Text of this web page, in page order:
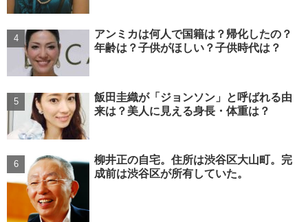
アンミカは何人で国籍は？帰化したの？
年齢は？子供がほしい？子供時代は？
飯田圭織が「ジョンソン」と呼ばれる由
来は？美人に見える身長・体重は？
柳井正の自宅。住所は渋谷区大山町。完
成前は渋谷区が所有していた。